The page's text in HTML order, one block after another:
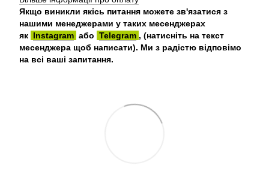
Якщо виникли якісь питання можете зв'язатися з
нашими менеджерами у таких месенджерах
як Instagram або Telegram , (натисніть на текст
месенджера щоб написати). Ми з радістю відповімо
на всі ваші запитання.